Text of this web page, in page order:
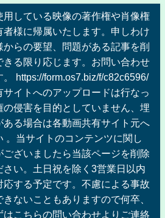
している映像の著作権や肖像権
様に帰属いたします。申しわけ
からの要望、問題がある記事を削
きる限り応じます。お問い合わせ
https://form.os7.biz/f/c82c6596/
イトへのアップロードは行なっ
侵害を目的としていません、埋
る場合は各動画共有サイト元へ
。当サイトのコンテンツに関し
ざいましたら当該ページを削除
さい。土日祝を除く3営業日以内
応する予定です。不慮による事故
ないこともありますので何卒、
はこちらの問い合わせよりご連絡